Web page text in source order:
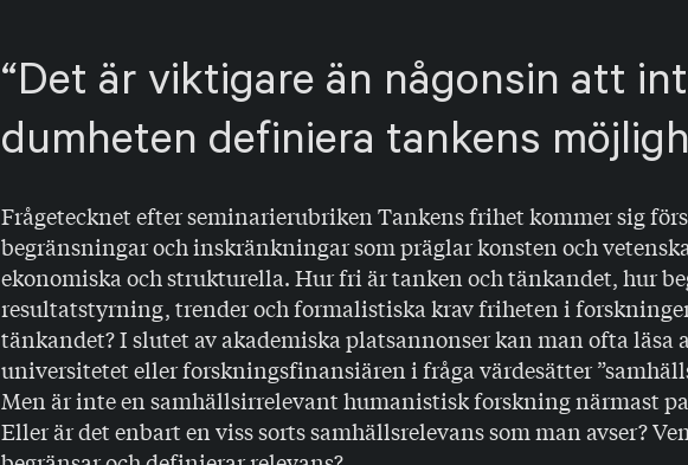
Det är viktigare än någonsin att
dumheten definiera tankens
Frågetecknet efter seminarierubriken Tankens frihet kommer sig
begränsningar och inskränkningar som präglar konsten och
ekonomiska och strukturella. Hur fri är tanken och tänkandet, hur
resultatstyrning, trender och formalistiska krav friheten i
tänkandet? I slutet av akademiska platsannonser kan man ofta läsa
universitetet eller forskningsfinansiären i fråga värdesätter
Men är inte en samhällsirrelevant humanistisk forskning närmast
Eller är det enbart en viss sorts samhällsrelevans som man avser?